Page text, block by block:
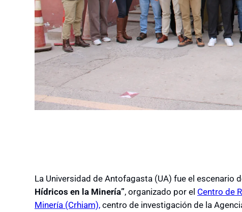
La Universidad de Antofagasta (UA) fue el escenario
Hídricos en la Minería”, organizado por el Centro de
Minería (Crhiam), centro de investigación de la